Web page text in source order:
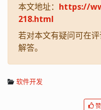
本文地址： https://
218.html
若对本文有疑问可在
解答。
软件开发